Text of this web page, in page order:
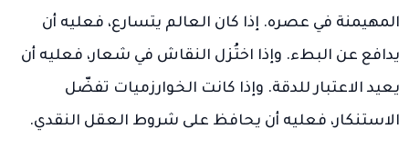
المهيمنة في عصره. إذا كان العالم يتسارع، فعليه أن
يدافع عن البطء. وإذا اختُزل النقاش في شعار، فعليه أن
يعيد الاعتبار للدقة. وإذا كانت الخوارزميات تفضّل
الاستنكار، فعليه أن يحافظ على شروط العقل النقدي.